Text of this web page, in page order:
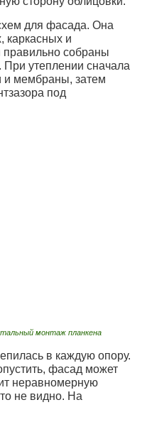
для фасада. Она
каркасных и
правильно собраны
утеплении сначала
и мембраны, затем
под
монтаж планкена
в каждую опору.
фасад может
неравномерную
не видно. На